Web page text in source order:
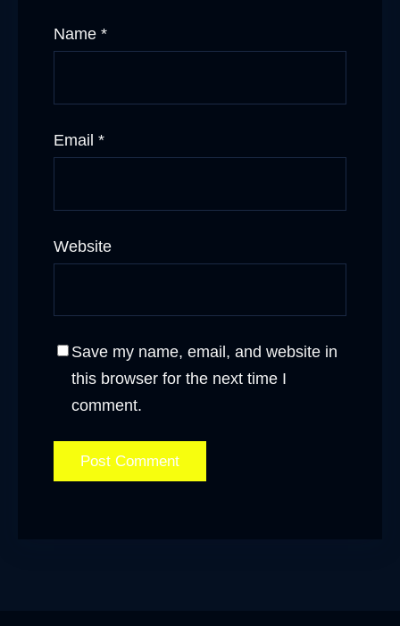
Name *
Email *
Website
Save my name, email, and website in
this browser for the next time I
comment.